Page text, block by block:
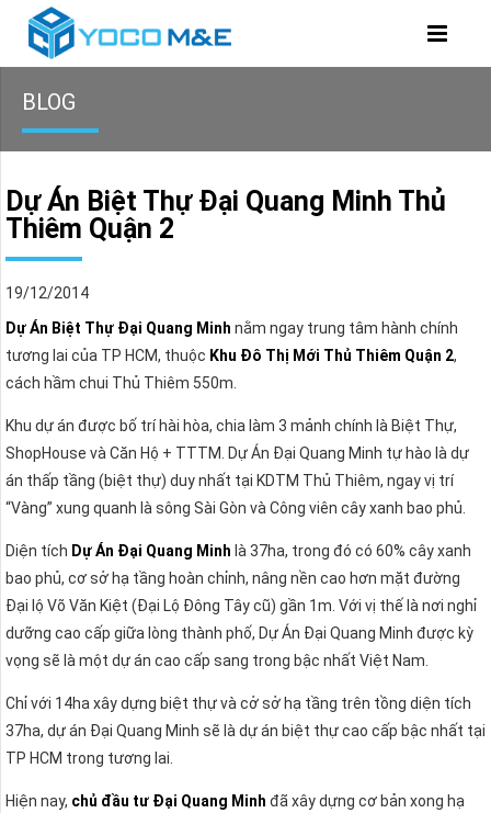
BLOG
Dự Án Biệt Thự Đại Quang Minh Thủ
Thiêm Quận 2
19/12/2014
Dự Án Biệt Thự Đại Quang Minh nằm ngay trung tâm hành chính
tương lai của TP HCM, thuộc Khu Đô Thị Mới Thủ Thiêm Quận 2,
cách hầm chui Thủ Thiêm 550m.
Khu dự án được bố trí hài hòa, chia làm 3 mảnh chính là Biệt Thự,
ShopHouse và Căn Hộ + TTTM. Dự Án Đại Quang Minh tự hào là dự
án thấp tầng (biệt thự) duy nhất tại KDTM Thủ Thiêm, ngay vị trí
“Vàng” xung quanh là sông Sài Gòn và Công viên cây xanh bao phủ.
Diện tích Dự Án Đại Quang Minh là 37ha, trong đó có 60% cây xanh
bao phủ, cơ sở hạ tầng hoàn chỉnh, nâng nền cao hơn mặt đường
Đại lộ Võ Văn Kiệt (Đại Lộ Đông Tây cũ) gần 1m. Với vị thế là nơi nghỉ
dưỡng cao cấp giữa lòng thành phố, Dự Án Đại Quang Minh được kỳ
vọng sẽ là một dự án cao cấp sang trong bậc nhất Việt Nam.
Chỉ với 14ha xây dựng biệt thự và cở sở hạ tầng trên tồng diện tích
37ha, dự án Đại Quang Minh sẽ là dự án biệt thự cao cấp bậc nhất tại
TP HCM trong tương lai.
Hiện nay, chủ đầu tư Đại Quang Minh đã xây dựng cơ bản xong hạ